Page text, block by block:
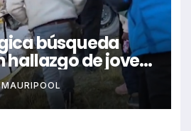
búsqueda
hallazgo de joven
MAURIPOOL